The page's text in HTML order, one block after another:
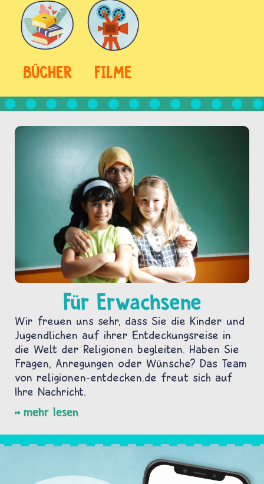
BÜCHER FILME
Für Erwachsene
Wir freuen uns sehr, dass Sie die Kinder und
Jugendlichen auf ihrer Entdeckungsreise in
die Welt der Religionen begleiten. Haben Sie
Fragen, Anregungen oder Wünsche? Das Team
von religionen-entdecken.de freut sich auf
Ihre Nachricht.
mehr lesen